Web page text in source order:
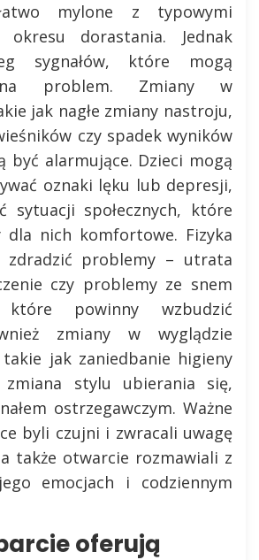
mylone z typowymi
okresu dorastania. Jednak
sygnałów, które mogą
na problem. Zmiany w
jak nagłe zmiany nastroju,
czy spadek wyników
być alarmujące. Dzieci mogą
oznaki lęku lub depresji,
sytuacji społecznych, które
dla nich komfortowe. Fizyka
zdradzić problemy – utrata
czy problemy ze snem
powinny wzbudzić
zmiany w wyglądzie
jak zaniedbanie higieny
stylu ubierania się,
ostrzegawczym. Ważne
byli czujni i zwracali uwagę
także otwarcie rozmawiali z
emocjach i codziennym
oferują